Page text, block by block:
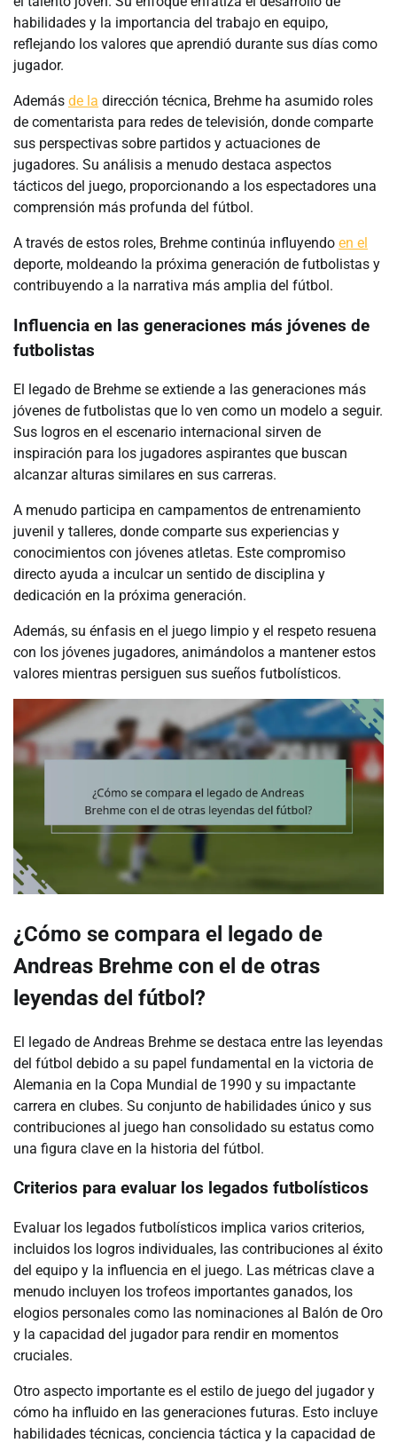
habilidades y la importancia del trabajo en equipo,
reflejando los valores que aprendió durante sus días como
jugador.
Además de la dirección técnica, Brehme ha asumido roles
de comentarista para redes de televisión, donde comparte
sus perspectivas sobre partidos y actuaciones de
jugadores. Su análisis a menudo destaca aspectos
tácticos del juego, proporcionando a los espectadores una
comprensión más profunda del fútbol.
A través de estos roles, Brehme continúa influyendo en el
deporte, moldeando la próxima generación de futbolistas y
contribuyendo a la narrativa más amplia del fútbol.
Influencia en las generaciones más jóvenes de
futbolistas
El legado de Brehme se extiende a las generaciones más
jóvenes de futbolistas que lo ven como un modelo a seguir.
Sus logros en el escenario internacional sirven de
inspiración para los jugadores aspirantes que buscan
alcanzar alturas similares en sus carreras.
A menudo participa en campamentos de entrenamiento
juvenil y talleres, donde comparte sus experiencias y
conocimientos con jóvenes atletas. Este compromiso
directo ayuda a inculcar un sentido de disciplina y
dedicación en la próxima generación.
Además, su énfasis en el juego limpio y el respeto resuena
con los jóvenes jugadores, animándolos a mantener estos
valores mientras persiguen sus sueños futbolísticos.
¿Cómo se compara el legado de
Andreas Brehme con el de otras
leyendas del fútbol?
El legado de Andreas Brehme se destaca entre las leyendas
del fútbol debido a su papel fundamental en la victoria de
Alemania en la Copa Mundial de 1990 y su impactante
carrera en clubes. Su conjunto de habilidades único y sus
contribuciones al juego han consolidado su estatus como
una figura clave en la historia del fútbol.
Criterios para evaluar los legados futbolísticos
Evaluar los legados futbolísticos implica varios criterios,
incluidos los logros individuales, las contribuciones al éxito
del equipo y la influencia en el juego. Las métricas clave a
menudo incluyen los trofeos importantes ganados, los
elogios personales como las nominaciones al Balón de Oro
y la capacidad del jugador para rendir en momentos
cruciales.
Otro aspecto importante es el estilo de juego del jugador y
cómo ha influido en las generaciones futuras. Esto incluye
habilidades técnicas, conciencia táctica y la capacidad de